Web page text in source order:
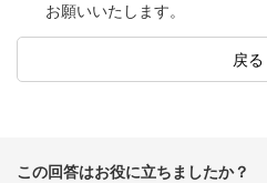
お願いいたします。
戻る
この回答はお役に立ちましたか？